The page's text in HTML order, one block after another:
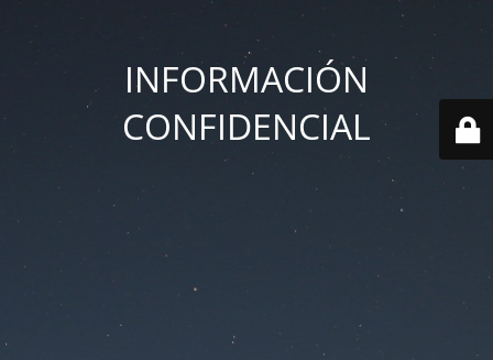
INFORMACIÓN
CONFIDENCIAL